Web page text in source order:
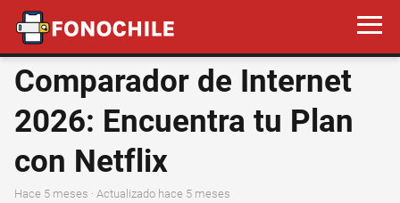
Comparador de Internet
2026: Encuentra tu Plan
con Netflix
hace 5 meses · Actualizado hace 5 meses